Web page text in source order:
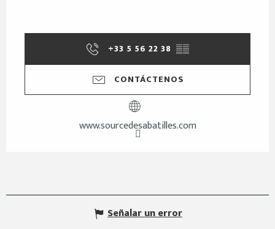
+33 5 56 22 38 ▒▒
CONTÁCTENOS
www.sourcedesabatilles.com
Señalar un error